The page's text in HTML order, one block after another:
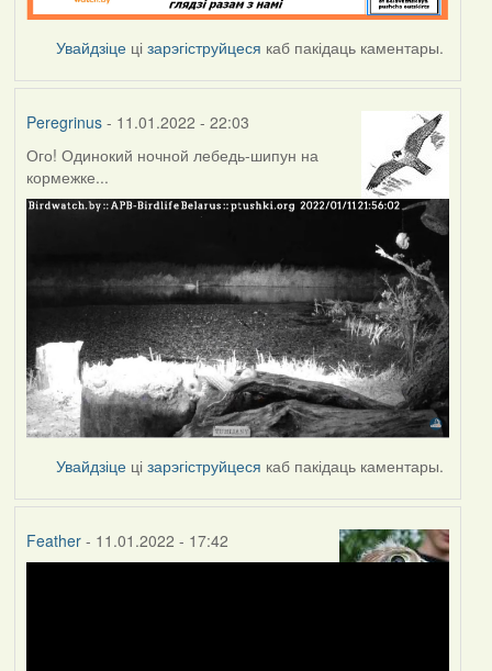
Увайдзіце цізарэгіструйцеся каб пакідаць каментары.
Peregrinus- 11.01.2022 - 22:03
Ого! Одинокий ночной лебедь-шипун на
кормежке...
Увайдзіце цізарэгіструйцеся каб пакідаць каментары.
Feather- 11.01.2022 - 17:42